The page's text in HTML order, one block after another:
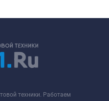
техники. Работаем